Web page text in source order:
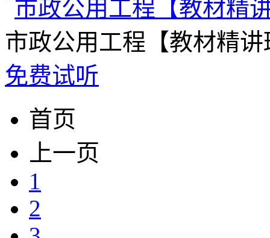
市政公用工程【教材精
免费试听
首页
上一页
1
2